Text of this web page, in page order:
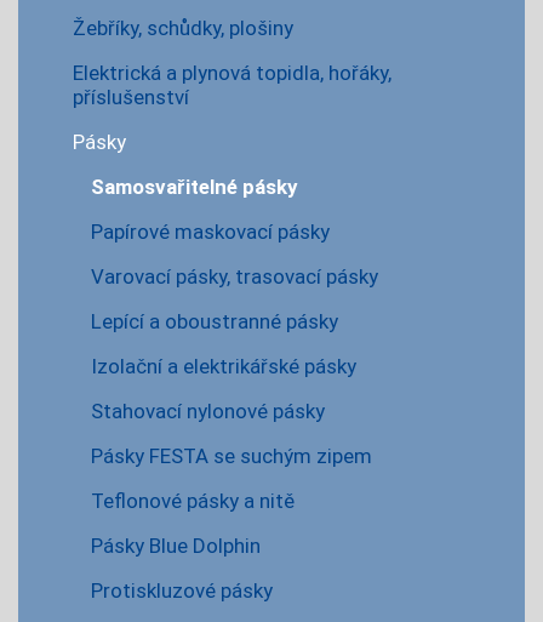
Žebříky, schůdky, plošiny
Elektrická a plynová topidla, hořáky,
příslušenství
Pásky
Samosvařitelné pásky
Papírové maskovací pásky
Varovací pásky, trasovací pásky
Lepící a oboustranné pásky
Izolační a elektrikářské pásky
Stahovací nylonové pásky
Pásky FESTA se suchým zipem
Teflonové pásky a nitě
Pásky Blue Dolphin
Protiskluzové pásky